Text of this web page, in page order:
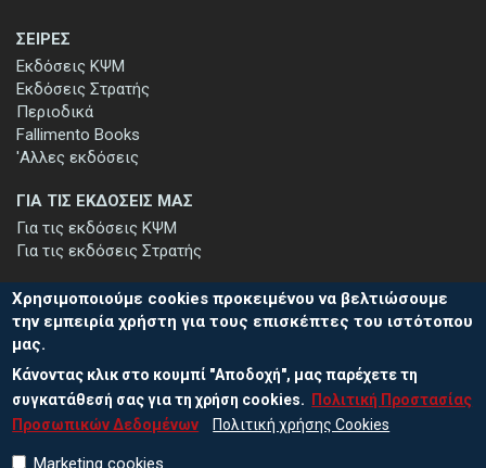
ΣΕΙΡΕΣ
Εκδόσεις ΚΨΜ
Εκδόσεις Στρατής
Περιοδικά
Fallimento Books
'Αλλες εκδόσεις
ΓΙΑ ΤΙΣ ΕΚΔΟΣΕΙΣ ΜΑΣ
Για τις εκδόσεις ΚΨΜ
Για τις εκδόσεις Στρατής
ΕΓΓΡΑΦΗ ΣΤΟ ΕΝΗΜΕΡΩΤΙΚΟ ΔΕΛΤΙΟ
Μείνετε ενημερωμένοι για τις νέες εκδόσεις μας και τις εκδηλώσεις
μας - εγγραφείτε στο ενημερωτικό μας δελτίο.
Χρησιμοποιούμε cookies προκειμένου να βελτιώσουμε
την εμπειρία χρήστη για τους επισκέπτες του ιστότοπου
μας.
Κάνοντας κλικ στο κουμπί "Αποδοχή", μας παρέχετε τη
συγκατάθεσή σας για τη χρήση cookies.
Πολιτική Προστασίας
Προσωπικών Δεδομένων
Πολιτική χρήσης Cookies